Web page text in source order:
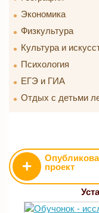
Экономика
Физкультура
Культура и
Психология
ЕГЭ и ГИА
Отдых с детьми
+
проект